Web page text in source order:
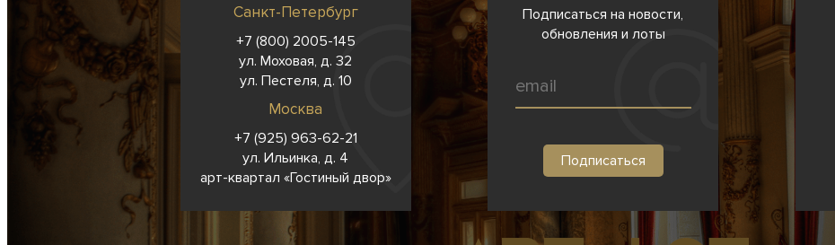
Санкт-Петербург
+7 (800) 2005-145
ул. Моховая, д. 32
ул. Пестеля, д. 10
Москва
+7 (925) 963-62-21
ул. Ильинка, д. 4
арт-квартал «Гостиный двор»
Подписаться на новости,
обновления и лоты